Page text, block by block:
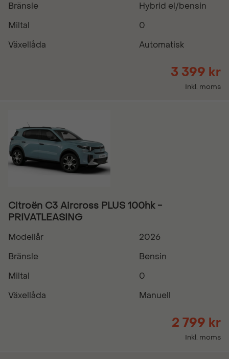
Bränsle
Hybrid el/bensin
Miltal
0
Växellåda
Automatisk
3 399 kr
Inkl. moms
Citroën C3 Aircross PLUS 100hk -
PRIVATLEASING
Modellår
2026
Bränsle
Bensin
Miltal
0
Växellåda
Manuell
2 799 kr
Inkl. moms